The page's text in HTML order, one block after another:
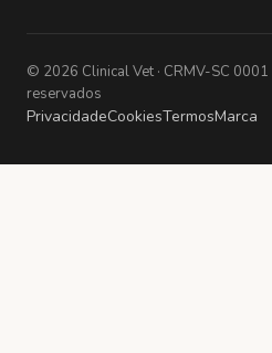
© 2026 Clinical Vet · CRMV-SC 0001
reservados
PrivacidadeCookiesTermosMarca